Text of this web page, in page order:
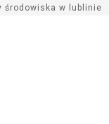
środowiska w lublinie